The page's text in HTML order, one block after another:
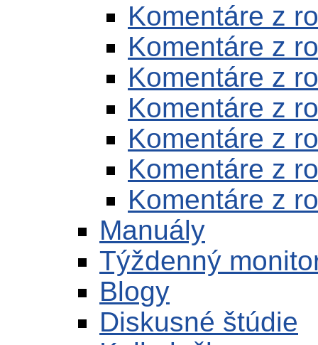
Komentáre z
Komentáre z
Komentáre z
Komentáre z
Komentáre z
Komentáre z
Komentáre z
Manuály
Týždenný
Blogy
Diskusné štúdie